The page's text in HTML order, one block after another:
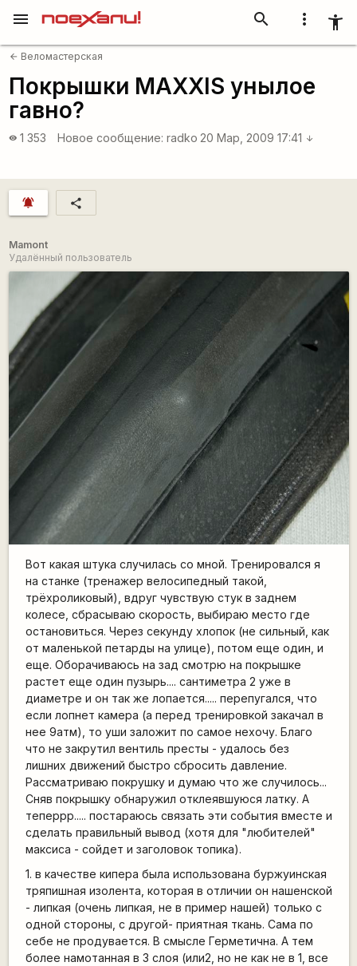
more_vert accessibility_new
search
menu
arrow_back Веломастерская
Покрышки MAXXIS унылое
гавно?
visibility 1 353 Новое сообщение: radko 20 Мар, 2009 17:41 arrow_downward
notifications_active share
Mamont
Удалённый пользователь
Вот какая штука случилась со мной. Тренировался я
на станке (тренажер велосипедный такой,
трёхроликовый), вдруг чувствую стук в заднем
колесе, сбрасываю скорость, выбираю место где
остановиться. Через секунду хлопок (не сильный, как
от маленькой петарды на улице), потом еще один, и
еще. Оборачиваюсь на зад смотрю на покрышке
растет еще один пузырь.... сантиметра 2 уже в
диаметре и он так же лопается..... перепугался, что
если лопнет камера (а перед тренировкой закачал в
нее 9атм), то уши заложит по самое нехочу. Благо
что не закрутил вентиль престы - удалось без
лишних движений быстро сбросить давление.
Рассматриваю покрушку и думаю что же случилось...
Сняв покрышку обнаружил отклеявшуюся латку. А
теперрр..... постараюсь связать эти события вместе и
сделать правильный вывод (хотя для "любителей"
максиса - сойдет и заголовок топика).
1. в качестве кипера была использована буржуинская
тряпишная изолента, которая в отличии он нашенской
- липкая (очень липкая, не в пример нашей) только с
одной стороны, с другой- приятная ткань. Сама по
себе не продувается. В смысле Герметична. А тем
более намотанная в 3 слоя (или2, но не как не в 1, все